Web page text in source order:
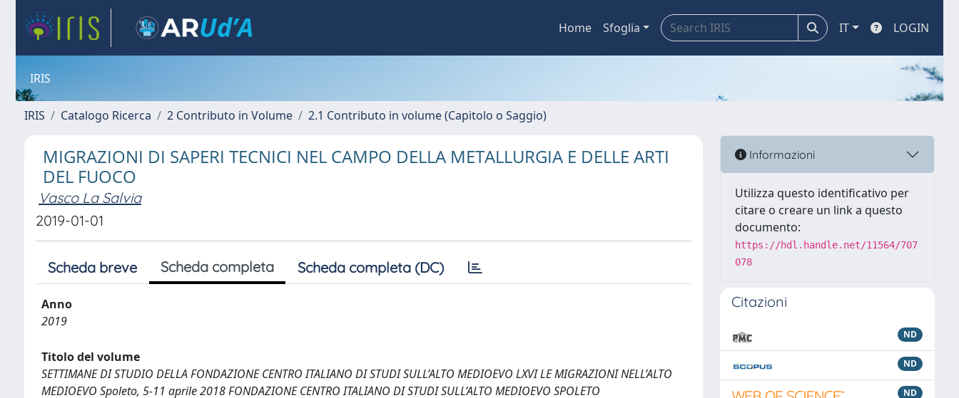
Home Sfoglia IT LOGIN
IRIS
IRIS Catalogo Ricerca 2 Contributo in Volume 2.1 Contributo in volume (Capitolo o Saggio)
MIGRAZIONI DI SAPERI TECNICI NEL CAMPO DELLA METALLURGIA E DELLE ARTI
DEL FUOCO
Vasco La Salvia
2019-01-01
Scheda breve Scheda completa Scheda completa (DC)
Anno
2019
Titolo del volume
SETTIMANE DI STUDIO DELLA FONDAZIONE CENTRO ITALIANO DI STUDI SULL’ALTO MEDIOEVO LXVI LE MIGRAZIONI NELL’ALTO
MEDIOEVO Spoleto, 5-11 aprile 2018 FONDAZIONE CENTRO ITALIANO DI STUDI SULL’ALTO MEDIOEVO SPOLETO
Informazioni
Utilizza questo identificativo per
citare o creare un link a questo
documento:
https://hdl.handle.net/11564/707
078
Citazioni
ND
ND
ND